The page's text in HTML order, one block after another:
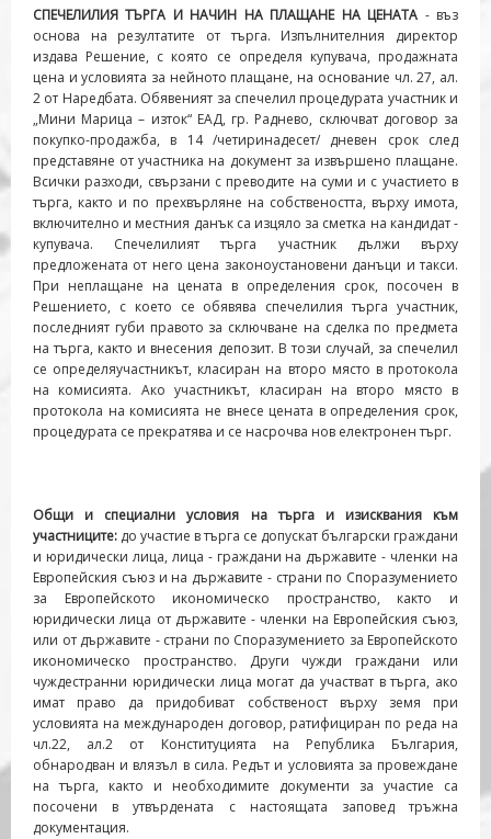
СПЕЧЕЛИЛИЯ ТЪРГА И НАЧИН НА ПЛАЩАНЕ НА ЦЕНАТА - въз
основа на резултатите от търга. Изпълнителния директор
издава Решение, с която се определя купувача, продажната
цена и условията за нейното плащане, на основание чл. 27, ал.
2 от Наредбата. Обявеният за спечелил процедурата участник и
„Мини Марица – изток“ ЕАД, гр. Раднево, сключват договор за
покупко-продажба, в 14 /четиринадесет/ дневен срок след
представяне от участника на документ за извършено плащане.
Всички разходи, свързани с преводите на суми и с участието в
търга, както и по прехвърляне на собствеността, върху имота,
включително и местния данък са изцяло за сметка на кандидат -
купувача. Спечелилият търга участник дължи върху
предложената от него цена законоустановени данъци и такси.
При неплащане на цената в определения срок, посочен в
Решението, с което се обявява спечелилия търга участник,
последният губи правото за сключване на сделка по предмета
на търга, както и внесения депозит. В този случай, за спечелил
се определяучастникът, класиран на второ място в протокола
на комисията. Ако участникът, класиран на второ място в
протокола на комисията не внесе цената в определения срок,
процедурата се прекратява и се насрочва нов електронен търг.
Общи и специални условия на търга и изисквания към
участниците: до участие в търга се допускат български граждани
и юридически лица, лица - граждани на държавите - членки на
Европейския съюз и на държавите - страни по Споразумението
за Европейското икономическо пространство, както и
юридически лица от държавите - членки на Европейския съюз,
или от държавите - страни по Споразумението за Европейското
икономическо пространство. Други чужди граждани или
чуждестранни юридически лица могат да участват в търга, ако
имат право да придобиват собственост върху земя при
условията на международен договор, ратифициран по реда на
чл.22, ал.2 от Конституцията на Република България,
обнародван и влязъл в сила. Редът и условията за провеждане
на търга, както и необходимите документи за участие са
посочени в утвърдената с настоящата заповед тръжна
документация.